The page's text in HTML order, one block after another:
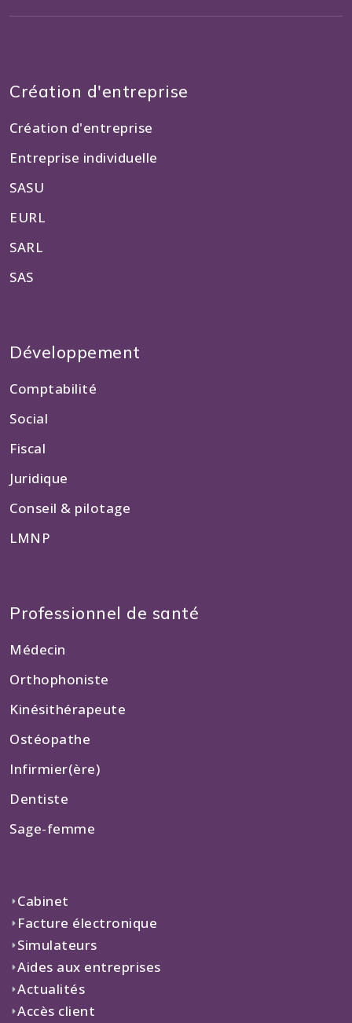
Création d'entreprise
Création d'entreprise
Entreprise individuelle
SASU
EURL
SARL
SAS
Développement
Comptabilité
Social
Fiscal
Juridique
Conseil & pilotage
LMNP
Professionnel de santé
Médecin
Orthophoniste
Kinésithérapeute
Ostéopathe
Infirmier(ère)
Dentiste
Sage-femme
Cabinet
Facture électronique
Simulateurs
Aides aux entreprises
Actualités
Accès client